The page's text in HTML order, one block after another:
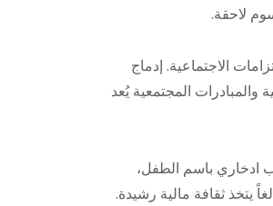
لاحقة.
الاجتماعية. إدماج
والمبادرات المجتمعية يُعد
ادخاري باسم الطفل،
يتخذ ثقافة مالية رشيدة.